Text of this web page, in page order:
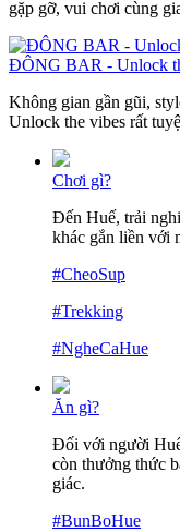
gặp gỡ, vui chơi cùng
ĐÔNG BAR - Unlock
Không gian gần gũi,
Unlock the vibes rất
Chơi gì?
Đến Huế, trải
khác gắn liền với
#CheoSup
#Trekking
#NgheCaHue
Ăn gì?
Đối với người
còn thưởng thức
giác.
#BunBoHue